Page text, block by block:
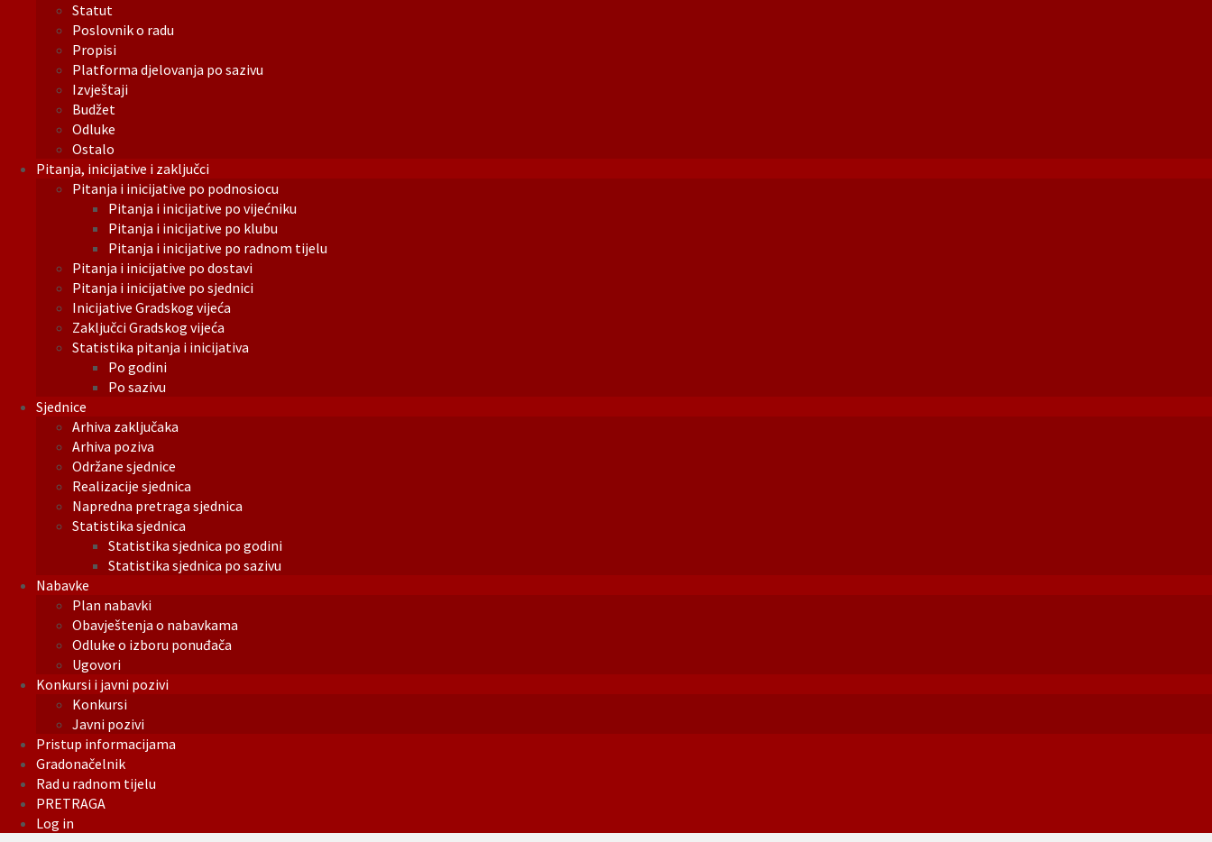
Statut
Poslovnik o radu
Propisi
Platforma djelovanja po sazivu
Izvještaji
Budžet
Odluke
Ostalo
Pitanja, inicijative i zaključci
Pitanja i inicijative po podnosiocu
Pitanja i inicijative po vijećniku
Pitanja i inicijative po klubu
Pitanja i inicijative po radnom tijelu
Pitanja i inicijative po dostavi
Pitanja i inicijative po sjednici
Inicijative Gradskog vijeća
Zaključci Gradskog vijeća
Statistika pitanja i inicijativa
Po godini
Po sazivu
Sjednice
Arhiva zaključaka
Arhiva poziva
Održane sjednice
Realizacije sjednica
Napredna pretraga sjednica
Statistika sjednica
Statistika sjednica po godini
Statistika sjednica po sazivu
Nabavke
Plan nabavki
Obavještenja o nabavkama
Odluke o izboru ponuđača
Ugovori
Konkursi i javni pozivi
Konkursi
Javni pozivi
Pristup informacijama
Gradonačelnik
Rad u radnom tijelu
PRETRAGA
Log in